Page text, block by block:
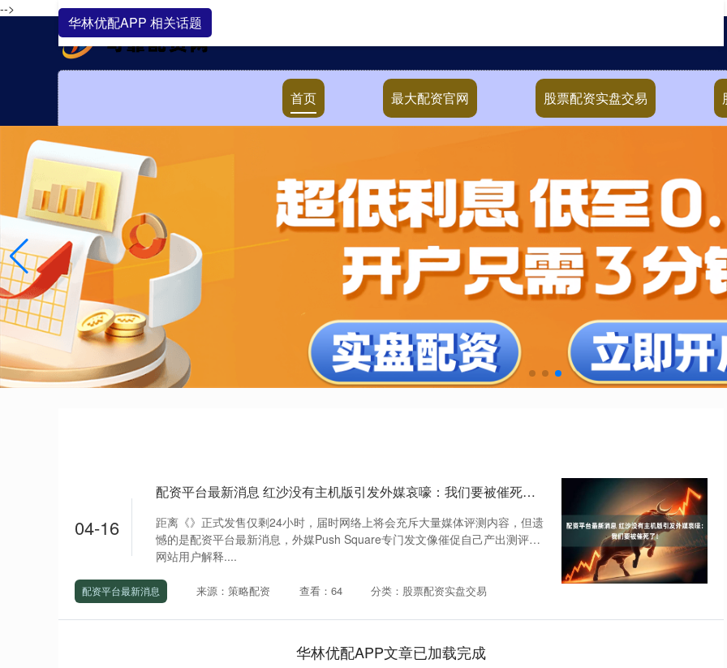
-->
首页 最大配资官网 股票配资实盘交易
华林优配APP 相关话题
04-16
配资平台最新消息 红沙没有主机版引发外媒哀嚎：我们要被催死了！
距离《》正式发售仅剩24小时，届时网络上将会充斥大量媒体评测内容，但遗
憾的是配资平台最新消息，外媒Push Square专门发文像催促自己产出测评的
网站用户解释....
配资平台最新消息 来源：策略配资 查看：64 分类：股票配资实盘交易
华林优配APP文章已加载完成